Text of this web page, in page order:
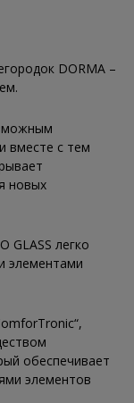
DORMA –
вместе с тем
новых
GLASS легко
элементами
обеспечивает
элементов